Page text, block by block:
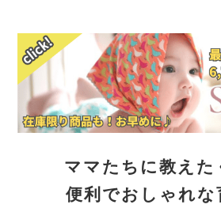
ママたちに教えた
便利でおしゃれな